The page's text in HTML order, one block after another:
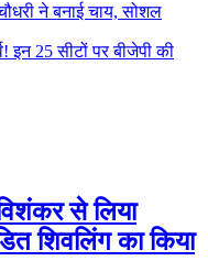
ने बनाई चाय, सोशल
इन 25 सीटों पर बीजेपी की
से लिया
शिवलिंग का किया